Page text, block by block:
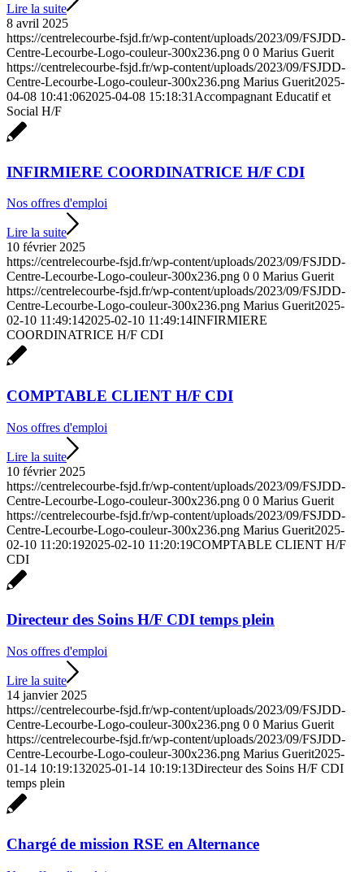
Lire la suite
8 avril 2025
https://centrelecourbe-fsjd.fr/wp-content/uploads/2023/09/FSJDD-
Centre-Lecourbe-Logo-couleur-300x236.png 0 0 Marius Guerit
https://centrelecourbe-fsjd.fr/wp-content/uploads/2023/09/FSJDD-
Centre-Lecourbe-Logo-couleur-300x236.png Marius Guerit2025-
04-08 10:41:062025-04-08 15:18:31 Accompagnant Educatif et
Social H/F
INFIRMIERE COORDINATRICE H/F CDI
Nos offres d'emploi
Lire la suite
10 février 2025
https://centrelecourbe-fsjd.fr/wp-content/uploads/2023/09/FSJDD-
Centre-Lecourbe-Logo-couleur-300x236.png 0 0 Marius Guerit
https://centrelecourbe-fsjd.fr/wp-content/uploads/2023/09/FSJDD-
Centre-Lecourbe-Logo-couleur-300x236.png Marius Guerit2025-
02-10 11:49:142025-02-10 11:49:14INFIRMIERE
COORDINATRICE H/F CDI
COMPTABLE CLIENT H/F CDI
Nos offres d'emploi
Lire la suite
10 février 2025
https://centrelecourbe-fsjd.fr/wp-content/uploads/2023/09/FSJDD-
Centre-Lecourbe-Logo-couleur-300x236.png 0 0 Marius Guerit
https://centrelecourbe-fsjd.fr/wp-content/uploads/2023/09/FSJDD-
Centre-Lecourbe-Logo-couleur-300x236.png Marius Guerit2025-
02-10 11:20:192025-02-10 11:20:19COMPTABLE CLIENT H/F
CDI
Directeur des Soins H/F CDI temps plein
Nos offres d'emploi
Lire la suite
14 janvier 2025
https://centrelecourbe-fsjd.fr/wp-content/uploads/2023/09/FSJDD-
Centre-Lecourbe-Logo-couleur-300x236.png 0 0 Marius Guerit
https://centrelecourbe-fsjd.fr/wp-content/uploads/2023/09/FSJDD-
Centre-Lecourbe-Logo-couleur-300x236.png Marius Guerit2025-
01-14 10:19:132025-01-14 10:19:13Directeur des Soins H/F CDI
temps plein
Chargé de mission RSE en Alternance